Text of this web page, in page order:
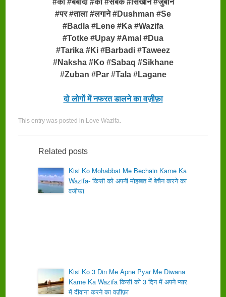
#की #बर्बादी #को #सबक #सिखाने #जुबान
#पर #ताला #लगाने #Dushman #Se
#Badla #Lene #Ka #Wazifa
#Totke #Upay #Amal #Dua
#Tarika #Ki #Barbadi #Taweez
#Naksha #Ko #Sabaq #Sikhane
#Zuban #Par #Tala #Lagane
दो लोगों में नफरत डालने का वज़ीफ़ा
This entry was posted in Love Wazifa.
Related posts
Kisi Ko Mohabbat Me Bechain Karne Ka
Wazifa- किसी को अपनी मोहब्बत में बेचैन करने का
वजीफा
Kisi Ko 3 Din Me Apne Pyar Me Diwana
Karne Ka Wazifa किसी को 3 दिन में अपने प्यार
में दीवाना करने का वज़ीफ़ा